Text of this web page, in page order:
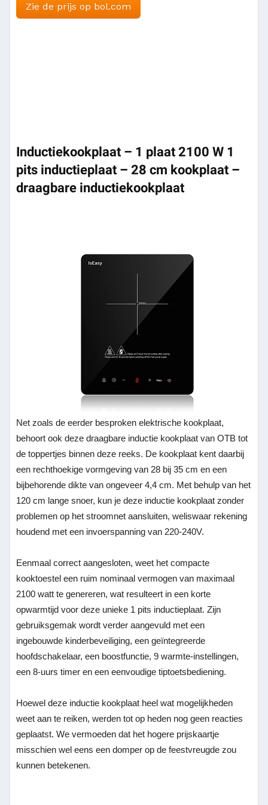
Zie de prijs op bol.com
Inductiekookplaat – 1 plaat 2100 W 1
pits inductieplaat – 28 cm kookplaat –
draagbare inductiekookplaat
Net zoals de eerder besproken elektrische kookplaat,
behoort ook deze draagbare inductie kookplaat van OTB tot
de toppertjes binnen deze reeks. De kookplaat kent daarbij
een rechthoekige vormgeving van 28 bij 35 cm en een
bijbehorende dikte van ongeveer 4,4 cm. Met behulp van het
120 cm lange snoer, kun je deze inductie kookplaat zonder
problemen op het stroomnet aansluiten, weliswaar rekening
houdend met een invoerspanning van 220-240V.
Eenmaal correct aangesloten, weet het compacte
kooktoestel een ruim nominaal vermogen van maximaal
2100 watt te genereren, wat resulteert in een korte
opwarmtijd voor deze unieke 1 pits inductieplaat. Zijn
gebruiksgemak wordt verder aangevuld met een
ingebouwde kinderbeveiliging, een geïntegreerde
hoofdschakelaar, een boostfunctie, 9 warmte-instellingen,
een 8-uurs timer en een eenvoudige tiptoetsbediening.
Hoewel deze inductie kookplaat heel wat mogelijkheden
weet aan te reiken, werden tot op heden nog geen reacties
geplaatst. We vermoeden dat het hogere prijskaartje
misschien wel eens een domper op de feestvreugde zou
kunnen betekenen.